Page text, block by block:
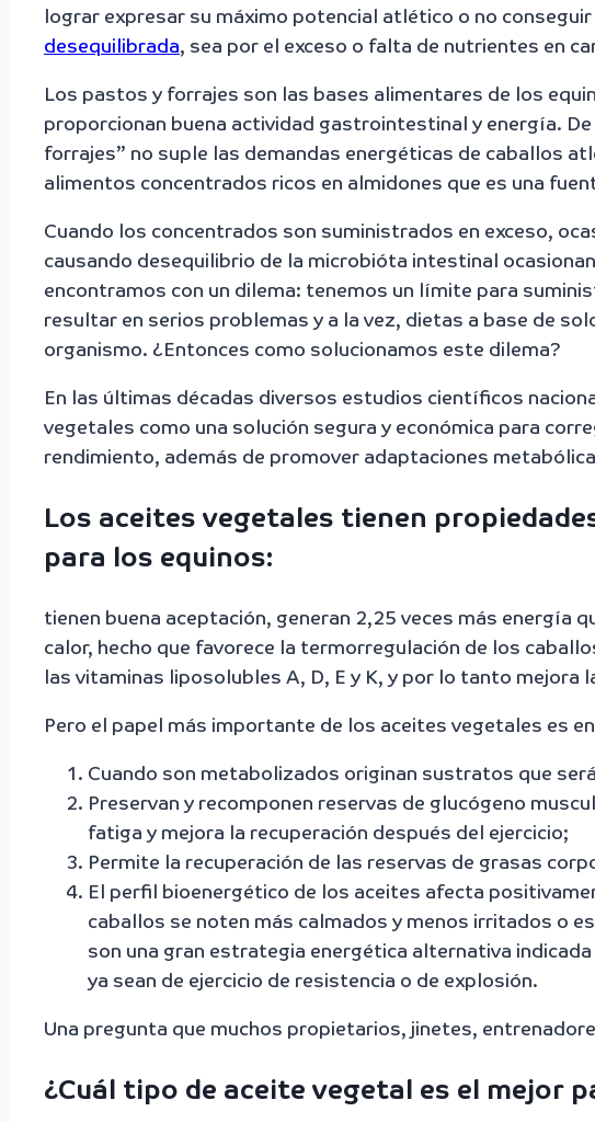
lograr expresar su máximo potencial atlético o no
desequilibrada, sea por el exceso o falta de nutrientes en
Los pastos y forrajes son las bases alimentares de los
proporcionan buena actividad gastrointestinal y energía.
forrajes” no suple las demandas energéticas de caballos
alimentos concentrados ricos en almidones que es una
Cuando los concentrados son suministrados en exceso,
causando desequilibrio de la microbióta intestinal
encontramos con un dilema: tenemos un límite para
resultar en serios problemas y a la vez, dietas a base de
organismo. ¿Entonces como solucionamos este dilema?
En las últimas décadas diversos estudios científicos
vegetales como una solución segura y económica para
rendimiento, además de promover adaptaciones
Los aceites vegetales tienen
para los equinos:
tienen buena aceptación, generan 2,25 veces más energía
calor, hecho que favorece la termorregulación de los
las vitaminas liposolubles A, D, E y K, y por lo tanto mejora
Pero el papel más importante de los aceites vegetales es
Cuando son metabolizados originan sustratos que
Preservan y recomponen reservas de glucógeno
fatiga y mejora la recuperación después del ejercicio;
Permite la recuperación de las reservas de grasas
El perfil bioenergético de los aceites afecta
caballos se noten más calmados y menos irritados o
son una gran estrategia energética alternativa
ya sean de ejercicio de resistencia o de explosión.
Una pregunta que muchos propietarios, jinetes,
¿Cuál tipo de aceite vegetal es el mejor